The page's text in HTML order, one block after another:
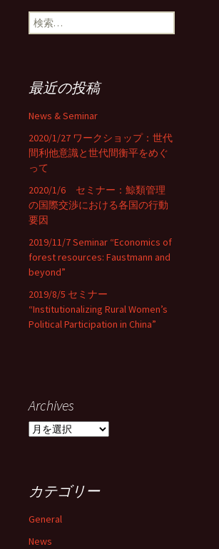
検
索:
最近の投稿
News & Seminar
2020/1/27 ワークショップ：世代
間利他意識と世代間衡平をめぐ
って
2020/1/6 セミナー：鯨類管理
の国際交渉における各国の行動
要因
2019/11/7 Seminar “Economics of
forest resources: Faustmann and
beyond”
2019/8/5 セミナー
“Institutionalizing Rural Women’s
Political Participation in China”
Archives
Archives
カテゴリー
General
News